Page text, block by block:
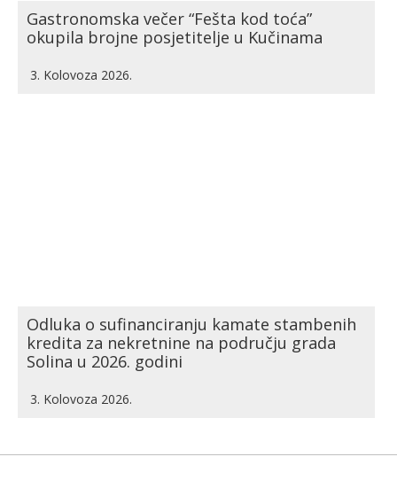
Gastronomska večer “Fešta kod toća”
okupila brojne posjetitelje u Kučinama
3. Kolovoza 2026.
Odluka o sufinanciranju kamate stambenih
kredita za nekretnine na području grada
Solina u 2026. godini
3. Kolovoza 2026.